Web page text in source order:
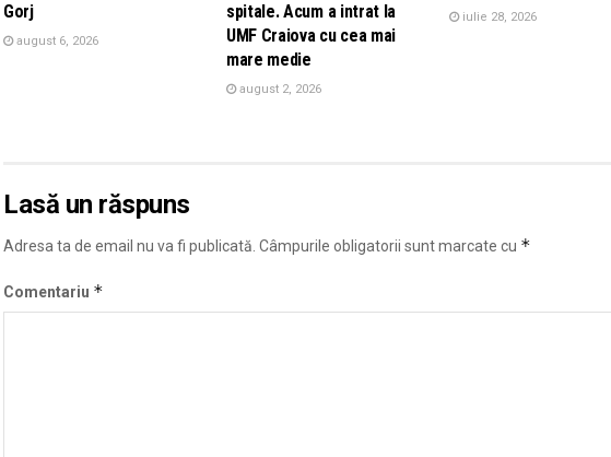
Gorj
august 6, 2026
spitale. Acum a intrat la
UMF Craiova cu cea mai
mare medie
august 2, 2026
iulie 28, 2026
Lasă un răspuns
Adresa ta de email nu va fi publicată. Câmpurile obligatorii sunt marcate cu *
Comentariu *